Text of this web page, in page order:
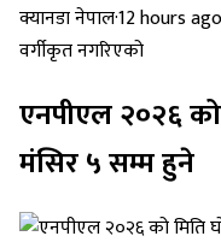
क्यानडा नेपाल·12 hours ago
वर्गीकृत नगरिएको
एनपीएल २०२६
मंसिर ५ सम्म हुने